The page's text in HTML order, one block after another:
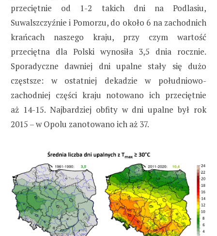
przeciętnie od 1-2 takich dni na Podlasiu,
Suwalszczyźnie i Pomorzu, do około 6 na zachodnich
krańcach naszego kraju, przy czym wartość
przeciętna dla Polski wynosiła 3,5 dnia rocznie.
Sporadyczne dawniej dni upalne stały się dużo
częstsze: w ostatniej dekadzie w południowo-
zachodniej części kraju notowano ich przeciętnie
aż 14-15. Najbardziej obfity w dni upalne był rok
2015 – w Opolu zanotowano ich aż 37.